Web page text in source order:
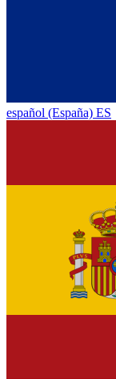
español (España) ES